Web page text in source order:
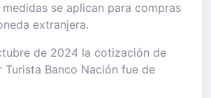
se aplican para compras
extranjera.
de 2024 la cotización de
Turista Banco Nación fue de